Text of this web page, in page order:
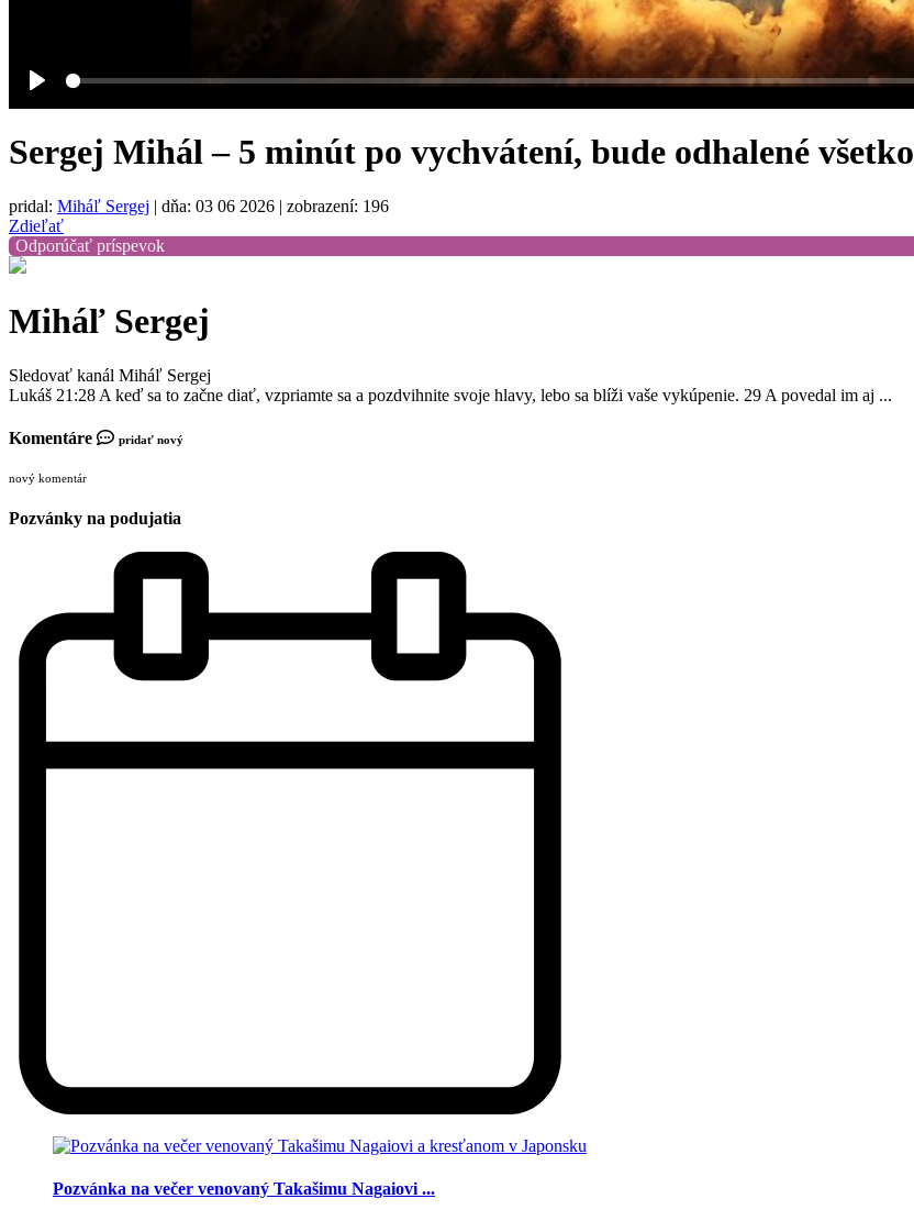
Play
Sergej Mihál – 5 minút po vychvátení, bude odhalené všetko
pridal: Miháľ Sergej | dňa: 03 06 2026 | zobrazení: 196
Zdieľať
Odporúčať príspevok
Miháľ Sergej
Sledovať kanál Miháľ Sergej
Lukáš 21:28 A keď sa to začne diať, vzpriamte sa a pozdvihnite svoje hlavy, lebo sa blíži vaše vykúpenie. 29 A povedal im aj ...
Komentáre pridať nový
nový komentár
Pozvánky na podujatia
Pozvánka na večer venovaný Takašimu Nagaiovi ...